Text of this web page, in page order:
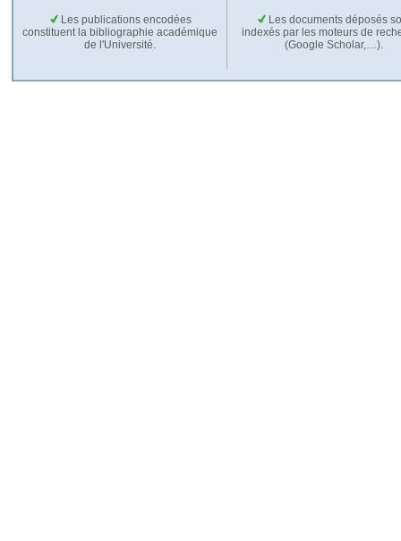
Les publications encodées
constituent la bibliographie académique
de l'Université.
Les documents déposés
indexés par les moteurs de
(Google Scholar,…).